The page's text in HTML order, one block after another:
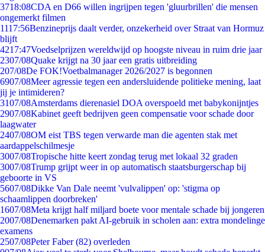
3718:08CDA en D66 willen ingrijpen tegen 'gluurbrillen' die mensen
ongemerkt filmen
1117:56Benzineprijs daalt verder, onzekerheid over Straat van Hormuz
blijft
4217:47Voedselprijzen wereldwijd op hoogste niveau in ruim drie jaar
2307/08Quake krijgt na 30 jaar een gratis uitbreiding
207/08De FOK!Voetbalmanager 2026/2027 is begonnen
6907/08Meer agressie tegen een andersluidende politieke mening, laat
jij je intimideren?
3107/08Amsterdams dierenasiel DOA overspoeld met babykonijntjes
2907/08Kabinet geeft bedrijven geen compensatie voor schade door
laagwater
2407/08OM eist TBS tegen verwarde man die agenten stak met
aardappelschilmesje
3007/08Tropische hitte keert zondag terug met lokaal 32 graden
3007/08Trump grijpt weer in op automatisch staatsburgerschap bij
geboorte in VS
5607/08Dikke Van Dale neemt 'vulvalippen' op: 'stigma op
schaamlippen doorbreken'
1607/08Meta krijgt half miljard boete voor mentale schade bij jongeren
2007/08Denemarken pakt AI-gebruik in scholen aan: extra mondelinge
examens
2507/08Peter Faber (82) overleden